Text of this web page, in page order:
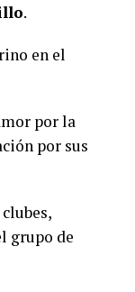
.
en el
por la
por sus
grupo de